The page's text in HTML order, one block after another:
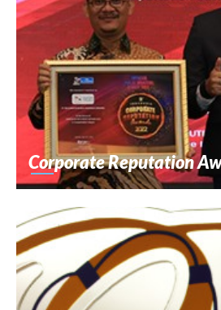
Corporate Reputation